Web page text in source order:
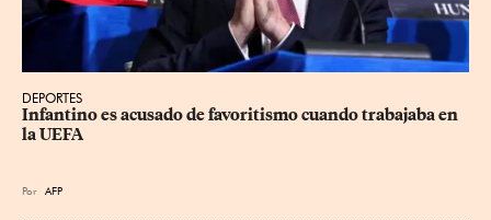
DEPORTES
Infantino es acusado de favoritismo cuando trabajaba en
la UEFA
Por AFP